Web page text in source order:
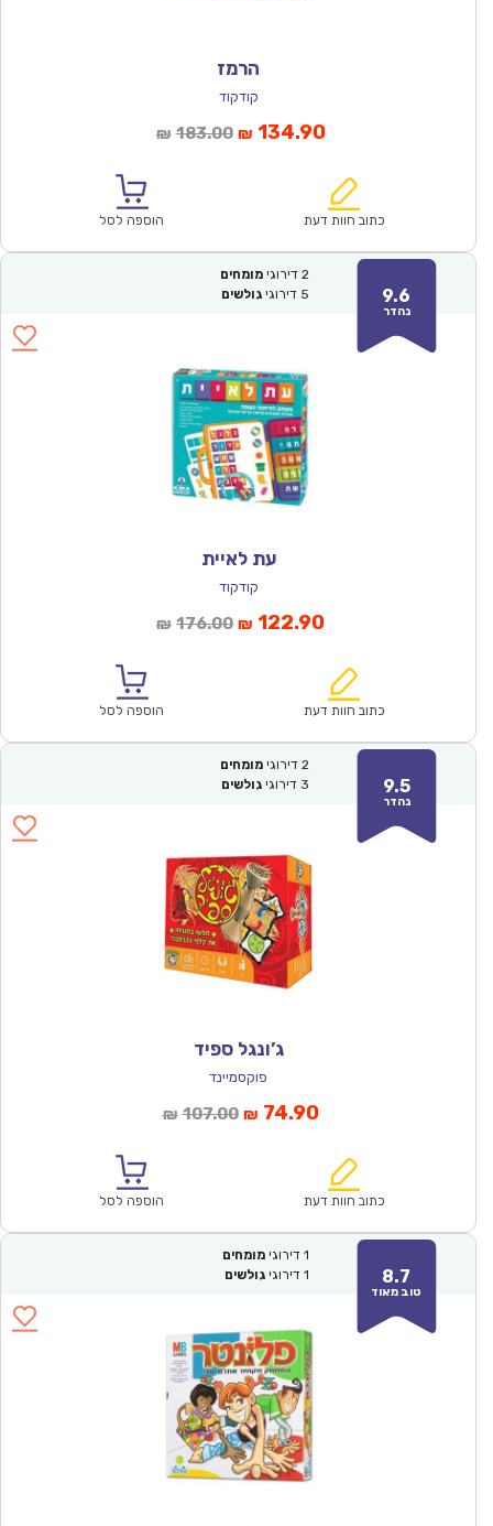
הרמז
קודקוד
₪ 183.00המחיר
₪183.00.
₪ 134.90המחיר
הוא:
כתוב חוות דעת הוספה לסל
9.6
נהדר
2 דירוגי מומחים
5 דירוגי גולשים
עת לאיית
קודקוד
₪ 176.00המחיר
₪176.00.
₪ 122.90המחיר
הוא:
כתוב חוות דעת הוספה לסל
9.5
נהדר
2 דירוגי מומחים
3 דירוגי גולשים
ג’ונגל ספיד
פוקסמיינד
₪ 107.00המחיר
₪107.00.
₪ 74.90המחיר
הוא:
כתוב חוות דעת הוספה לסל
8.7
טוב מאוד
1 דירוגי מומחים
1 דירוגי גולשים